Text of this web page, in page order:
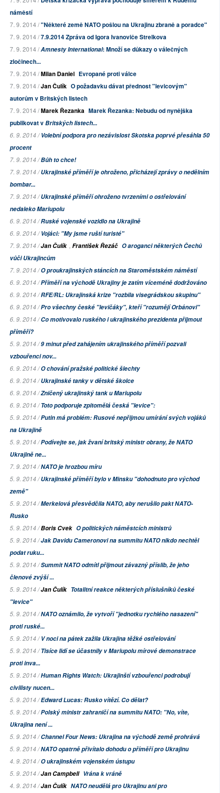
náměstí
7. 9. 2014 /"Některé země NATO pošlou na Ukrajinu zbraně a poradce"
7. 9. 2014 /7.9.2014 Zpráva od Igora Ivanoviče Strelkova
7. 9. 2014 /Amnesty International: Množí se důkazy o válečných
zločinech...
7. 9. 2014 /Milan Daniel Evropané proti válce
7. 9. 2014 /Jan Čulík O požadavku dávat přednost "levicovým"
autorům v Britských listech
7. 9. 2014 /Marek Řezanka Marek Řezanka: Nebudu od nynějška
publikovat vBritských listech...
6. 9. 2014 /Volební podpora pro nezávislost Skotska poprvé přesáhla 50
procent
7. 9. 2014 /Bůh to chce!
7. 9. 2014 /Ukrajinské příměří je ohroženo, přicházejí zprávy o nedělním
bombar...
7. 9. 2014 /Ukrajinské příměří ohroženo tvrzeními o ostřelování
nedaleko Mariupolu
6. 9. 2014 /Ruské vojenské vozidlo na Ukrajině
6. 9. 2014 /Vojáci: "My jsme ruští turisté"
7. 9. 2014 /Jan Čulík , František Řezáč O aroganci některých Čechů
vůči Ukrajincům
7. 9. 2014 /O proukrajinských stáncích na Staroměstském náměstí
6. 9. 2014 /Příměří na východě Ukrajiny je zatím víceméně dodržováno
6. 9. 2014 /RFE/RL: Ukrajinská krize "rozbila visegrádskou skupinu"
6. 9. 2014 /Pro všechny české "levičáky", kteří "rozumějí Orbánovi"
6. 9. 2014 /Co motivovalo ruského i ukrajinského prezidenta přijmout
příměří?
5. 9. 2014 /9 minut před zahájením ukrajinského příměří pozvali
vzbouřenci nov...
6. 9. 2014 /O chování pražské politické šlechty
6. 9. 2014 /Ukrajinské tanky v dětské školce
6. 9. 2014 /Zničený ukrajinský tank u Mariupolu
6. 9. 2014 /Toto podporuje zpitomělá česká "levice":
5. 9. 2014 /Putin má problém: Rusové nepřijmou umírání svých vojáků
na Ukrajině
5. 9. 2014 /Podívejte se, jak žvaní britský ministr obrany, že NATO
Ukrajině ne...
7. 9. 2014 /NATO je hrozbou míru
5. 9. 2014 /Ukrajinské příměří bylo v Minsku "dohodnuto pro východ
země"
5. 9. 2014 /Merkelová přesvědčila NATO, aby nerušilo pakt NATO-
Rusko
5. 9. 2014 /Boris Cvek O politických náměstcích ministrů
5. 9. 2014 /Jak Davidu Cameronovi na summitu NATO nikdo nechtěl
podat ruku...
5. 9. 2014 /Summit NATO odmítl přijmout závazný příslib, že jeho
členové zvýší ...
5. 9. 2014 /Jan Čulík Totalitní reakce některých příslušníků české
"levice"
5. 9. 2014 /NATO oznámilo, že vytvoří "jednotku rychlého nasazení"
proti ruské...
5. 9. 2014 /V noci na pátek zažila Ukrajina těžké ostřelování
5. 9. 2014 /Tisíce lidí se účastnily v Mariupolu mírové demonstrace
proti inva...
5. 9. 2014 /Human Rights Watch: Ukrajinští vzbouřenci podrobují
civilisty nucen...
5. 9. 2014 /Edward Lucas: Rusko vítězí. Co dělat?
5. 9. 2014 /Polský ministr zahraničí na summitu NATO: "No, víte,
Ukrajina není ...
5. 9. 2014 /Channel Four News: Ukrajina na východě země prohrává
5. 9. 2014 /NATO opatrně přivítalo dohodu o příměří pro Ukrajinu
4. 9. 2014 /O ukrajinském vojenském ústupu
5. 9. 2014 /Jan Campbell Vrána k vráně
4. 9. 2014 /Jan Čulík NATO neudělá pro Ukrajinu ani pro